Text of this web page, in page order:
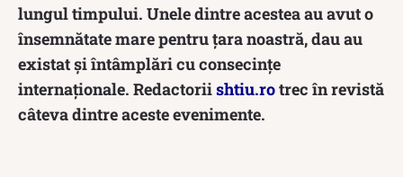
lungul timpului. Unele dintre acestea au avut o
însemnătate mare pentru țara noastră, dau au
existat și întâmplări cu consecințe
internaționale. Redactoriishtiu.rotrec în revistă
câteva dintre aceste evenimente.